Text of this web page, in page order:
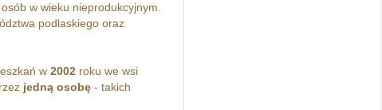
w wieku nieprodukcyjnym.
podlaskiego oraz
w 2002roku we wsi
jedną osobę- takich